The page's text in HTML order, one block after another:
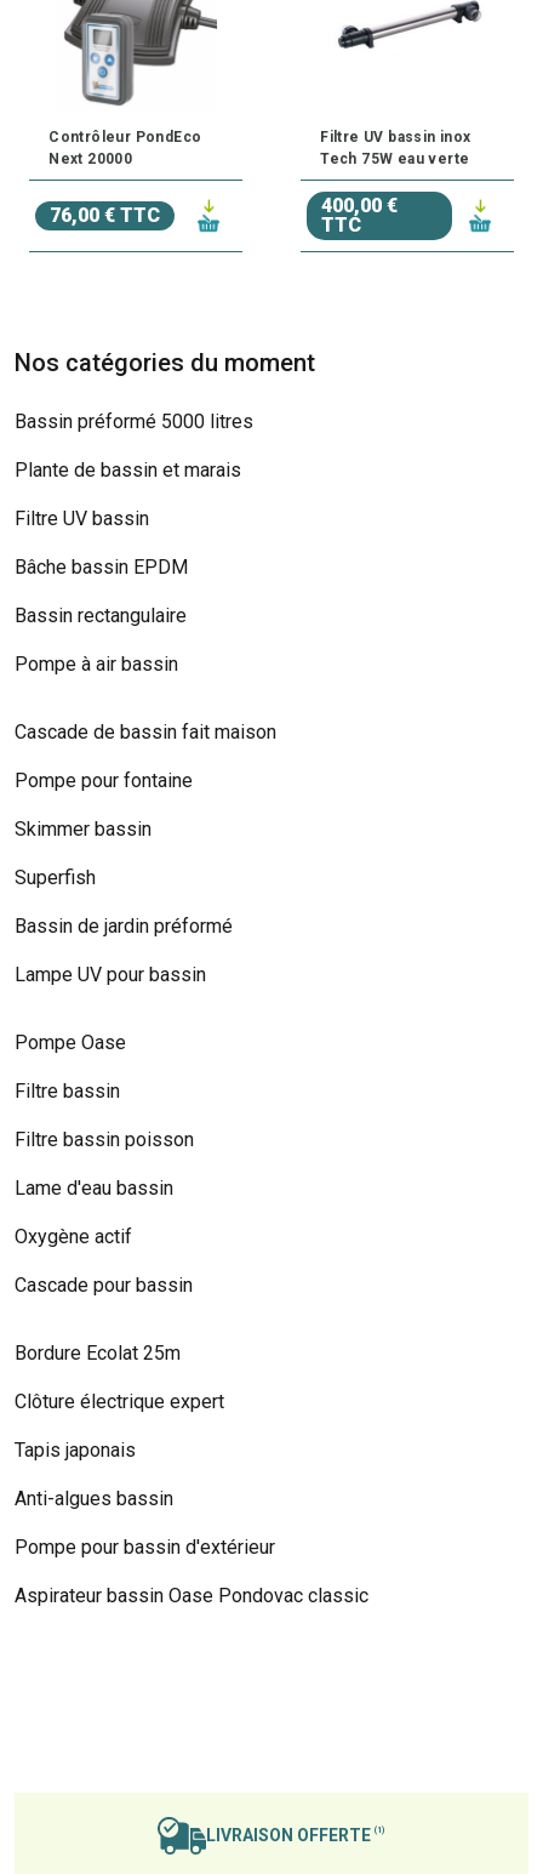
Contrôleur PondEco
Next 20000
76,00 € TTC
Filtre UV bassin inox
Tech 75W eau verte
400,00 €
TTC
Nos catégories du moment
Bassin préformé 5000 litres
Plante de bassin et marais
Filtre UV bassin
Bâche bassin EPDM
Bassin rectangulaire
Pompe à air bassin
Cascade de bassin fait maison
Pompe pour fontaine
Skimmer bassin
Superfish
Bassin de jardin préformé
Lampe UV pour bassin
Pompe Oase
Filtre bassin
Filtre bassin poisson
Lame d'eau bassin
Oxygène actif
Cascade pour bassin
Bordure Ecolat 25m
Clôture électrique expert
Tapis japonais
Anti-algues bassin
Pompe pour bassin d'extérieur
Aspirateur bassin Oase Pondovac classic
LIVRAISON OFFERTE (1)